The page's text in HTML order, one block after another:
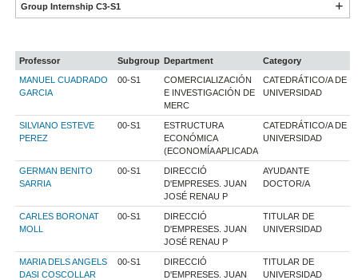
Group Internship C3-S1
Professor Subgroup Department
Category
MANUEL CUADRADO
GARCIA
00-S1
COMERCIALIZACIÓN
E INVESTIGACIÓN DE
MERC
CATEDRÁTICO/A DE
UNIVERSIDAD
SILVIANO ESTEVE
PEREZ
00-S1
ESTRUCTURA
ECONÓMICA
(ECONOMÍA APLICADA
CATEDRÁTICO/A DE
UNIVERSIDAD
GERMAN BENITO
SARRIA
00-S1
DIRECCIÓ
D'EMPRESES. JUAN
JOSÉ RENAU P
AYUDANTE
DOCTOR/A
CARLES BORONAT
MOLL
00-S1
DIRECCIÓ
D'EMPRESES. JUAN
JOSÉ RENAU P
TITULAR DE
UNIVERSIDAD
MARIA DELS ANGELS
DASI COSCOLLAR
00-S1
DIRECCIÓ
D'EMPRESES. JUAN
TITULAR DE
UNIVERSIDAD